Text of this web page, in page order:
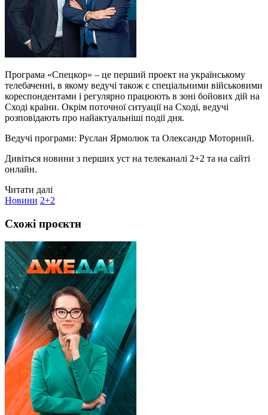
Програма «Спецкор» – це перший проект на українському
телебаченні, в якому ведучі також є спеціальними військовими
кореспондентами і регулярно працюють в зоні бойових дій на
Сході країни. Окрім поточної ситуації на Сході, ведучі
розповідають про найактуальніші події дня.
Ведучі програми: Руслан Ярмолюк та Олександр Моторний.
Дивіться новини з перших уст на телеканалі 2+2 та на сайті
онлайн.
Читати далі
Новини 2+2
Схожі проєкти